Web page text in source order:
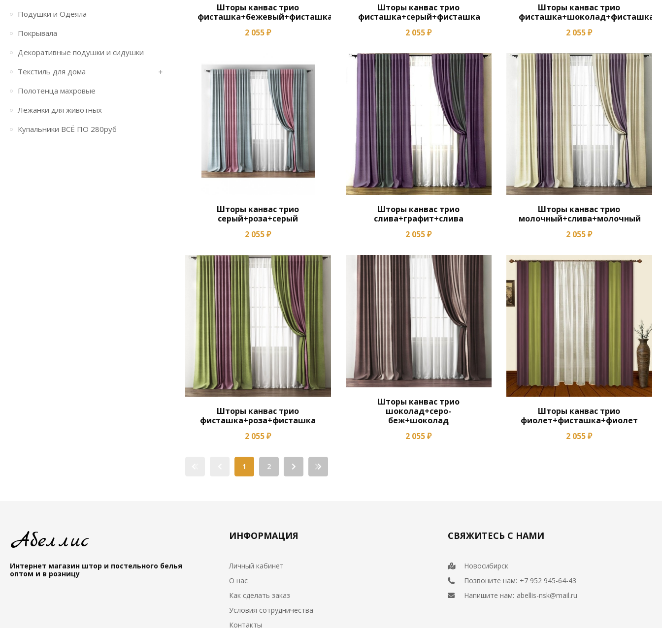
Подушки и Одеяла
Покрывала
Декоративные подушки и сидушки
Текстиль для дома
Полотенца махровые
Лежанки для животных
Купальники ВСЁ ПО 280руб
Шторы канвас трио
фисташка+бежевый+фисташка
2 055 ₽
Шторы канвас трио
фисташка+серый+фисташка
2 055 ₽
Шторы канвас трио
фисташка+шоколад+фисташка
2 055 ₽
Шторы канвас трио
серый+роза+серый
2 055 ₽
Шторы канвас трио
слива+графит+слива
2 055 ₽
Шторы канвас трио
молочный+слива+молочный
2 055 ₽
Шторы канвас трио
фисташка+роза+фисташка
2 055 ₽
Шторы канвас трио
шоколад+серо-
беж+шоколад
2 055 ₽
Шторы канвас трио
фиолет+фисташка+фиолет
2 055 ₽
1 2
Абеллис
Интернет магазин штор и постельного белья
оптом и в розницу
ИНФОРМАЦИЯ
Личный кабинет
О нас
Как сделать заказ
Условия сотрудничества
Контакты
СВЯЖИТЕСЬ С НАМИ
Новосибирск
Позвоните нам: +7 952 945-64-43
Напишите нам: abellis-nsk@mail.ru